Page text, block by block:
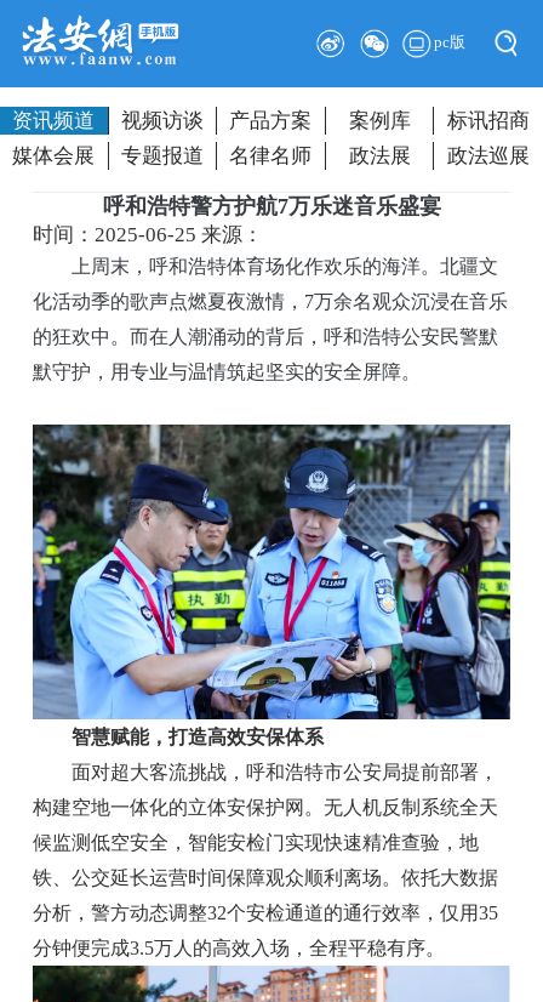
pc版
资讯频道 视频访谈 产品方案 案例库
标讯招商
媒体会展
专题报道 名律名师 政法展 政法巡展
呼和浩特警方护航7万乐迷音乐盛宴
时间：2025-06-25来源：
上周末，呼和浩特体育场化作欢乐的海洋。北疆文
化活动季的歌声点燃夏夜激情，7万余名观众沉浸在音乐
的狂欢中。而在人潮涌动的背后，呼和浩特公安民警默
默守护，用专业与温情筑起坚实的安全屏障。
智慧赋能，打造高效安保体系
面对超大客流挑战，呼和浩特市公安局提前部署，
构建空地一体化的立体安保护网。无人机反制系统全天
候监测低空安全，智能安检门实现快速精准查验，地
铁、公交延长运营时间保障观众顺利离场。依托大数据
分析，警方动态调整32个安检通道的通行效率，仅用35
分钟便完成3.5万人的高效入场，全程平稳有序。